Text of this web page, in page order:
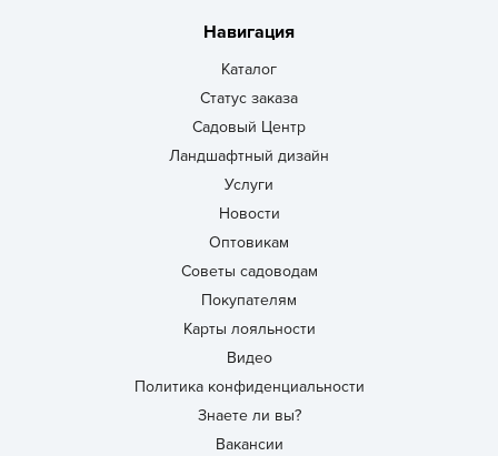
Навигация
Каталог
Статус заказа
Садовый Центр
Ландшафтный дизайн
Услуги
Новости
Оптовикам
Советы садоводам
Покупателям
Карты лояльности
Видео
Политика конфиденциальности
Знаете ли вы?
Вакансии